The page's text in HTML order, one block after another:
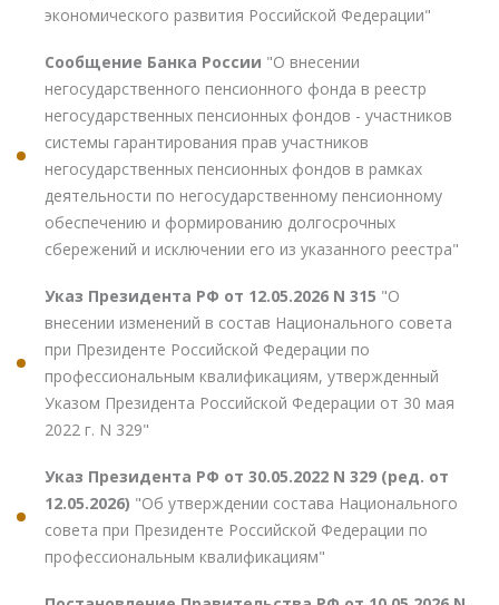
экономического развития Российской Федерации"
Сообщение Банка России "О внесении
негосударственного пенсионного фонда в реестр
негосударственных пенсионных фондов - участников
системы гарантирования прав участников
негосударственных пенсионных фондов в рамках
деятельности по негосударственному пенсионному
обеспечению и формированию долгосрочных
сбережений и исключении его из указанного реестра"
Указ Президента РФ от 12.05.2026 N 315 "О
внесении изменений в состав Национального совета
при Президенте Российской Федерации по
профессиональным квалификациям, утвержденный
Указом Президента Российской Федерации от 30 мая
2022 г. N 329"
Указ Президента РФ от 30.05.2022 N 329 (ред. от
12.05.2026) "Об утверждении состава Национального
совета при Президенте Российской Федерации по
профессиональным квалификациям"